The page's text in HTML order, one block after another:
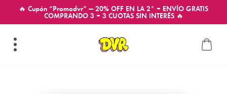
🔥 Cupón “Promodvr” — 20% OFF EN LA 2° + ENVÍO GRATIS
COMPRANDO 3 + 3 CUOTAS SIN INTERÉS 🔥